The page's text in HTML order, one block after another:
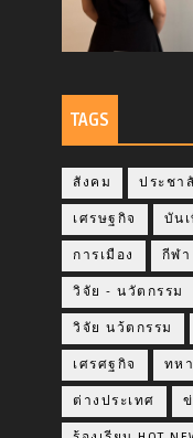
TAGS
สังคม ประชา
เศรษฐกิจ บันเ
การเมือง กีฬา
วิจัย - นวัตกรรม
วิจัย นว้ตกรรม
เศรศฐกิจ ทห
ต่างประเทศ